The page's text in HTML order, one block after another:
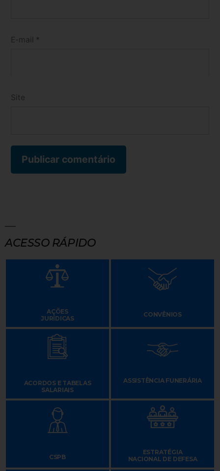
E-mail *
Site
ACESSO RÁPIDO
AÇÕES
JURÍDICAS
CONVÊNIOS
ACORDOS E TABELAS
SALARIAIS
ASSISTÊNCIA FUNERÁRIA
CSPB
ESTRATÉGIA
NACIONAL DE DEFESA